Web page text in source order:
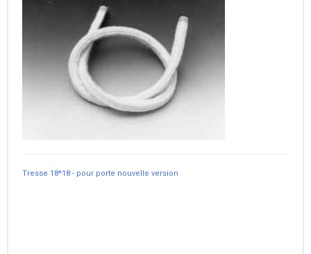
Tresse 18*18 - pour porte nouvelle version